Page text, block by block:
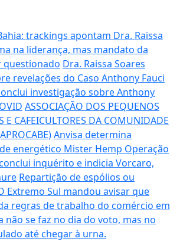
trackings apontam Dra. Raissa
na liderança, mas mandato da
questionado Dra. Raissa Soares
revelações do Caso Anthony Fauci
investigação sobre Anthony
ASSOCIAÇÃO DOS PEQUENOS
E CAFEICULTORES DA COMUNIDADE
Anvisa determina
energético Mister Hemp Operação
inquérito e indicia Vorcaro,
Repartição de espólios ou
Extremo Sul mandou avisar que
regras de trabalho do comércio em
não se faz no dia do voto, mas no
até chegar à urna.